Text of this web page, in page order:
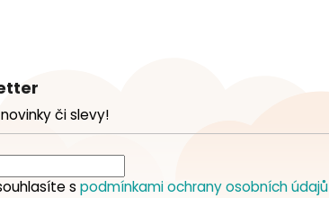
či slevy!
s podmínkami ochrany osobních údajů